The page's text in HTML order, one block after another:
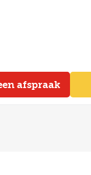
afspraak